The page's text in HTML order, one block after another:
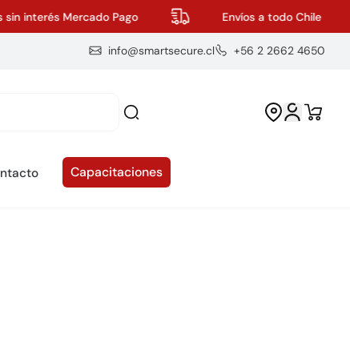
interés Mercado Pago Envíos a todo Chile
info@smartsecure.cl +56 2 2662 4650
Capacitaciones